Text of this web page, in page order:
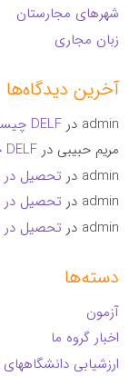
شهرهای مجارستان
زبان مجاری
آخرین دیدگاه‌ها
admin درDELF چیست؟
مریم حبیبی درDELF چیست؟
admin در تحصیل در
admin در تحصیل در
admin در تحصیل در
دسته‌ها
آزمون
اخبار گروه ما
ارزشیابی